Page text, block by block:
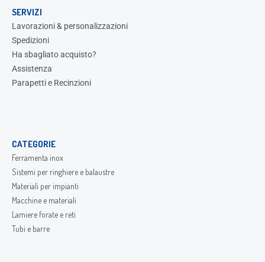
SERVIZI
Lavorazioni & personalizzazioni
Spedizioni
Ha sbagliato acquisto?
Assistenza
Parapetti e Recinzioni
CATEGORIE
Ferramenta inox
Sistemi per ringhiere e balaustre
Materiali per impianti
Macchine e materiali
Lamiere forate e reti
Tubi e barre